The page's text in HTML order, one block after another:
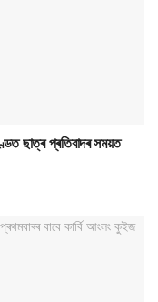
ছাত্ৰ প্ৰতিবাদৰ সময়ত